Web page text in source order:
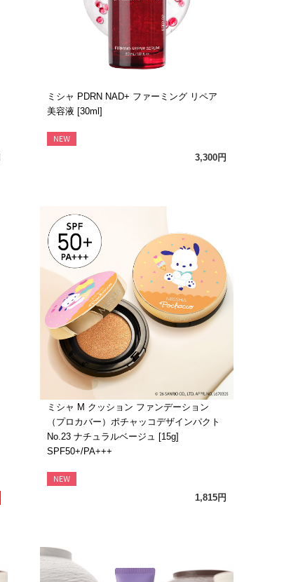
ミシャ PDRN NAD+ ファーミング リペア
美容液 [30ml]
3,300円
ミシャ M クッション ファンデーション
（プロカバー）ポチャッコデザインパクト
No.23 ナチュラルベージュ [15g]
SPF50+/PA+++
1,815円